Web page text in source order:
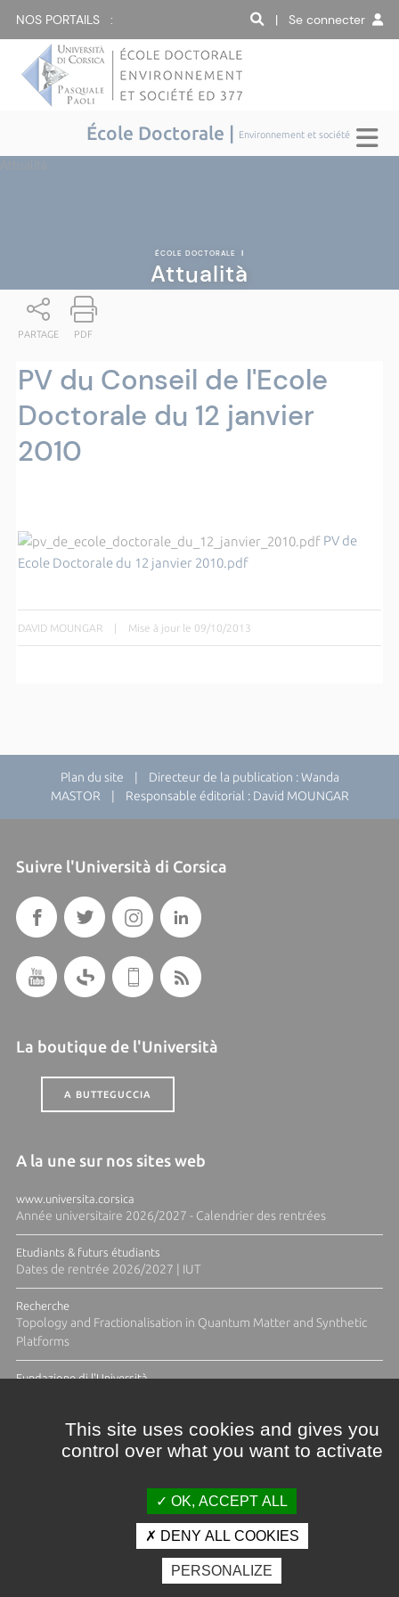
NOS PORTAILS : | Se connecter
École Doctorale | Environnement et société
ÉCOLE DOCTORALE |
Attualità
PARTAGE PDF
PV du Conseil de l'Ecole
Doctorale du 12 janvier
2010
PV de
Ecole Doctorale du 12 janvier 2010.pdf
DAVID MOUNGAR | Mise à jour le 09/10/2013
Plan du site | Directeur de la publication : Wanda
MASTOR | Responsable éditorial : David MOUNGAR
Suivre l'Università di Corsica
La boutique de l'Università
A BUTTEGUCCIA
A la une sur nos sites web
www.universita.corsica
Année universitaire 2026/2027 - Calendrier des rentrées
Etudiants & futurs étudiants
Dates de rentrée 2026/2027 | IUT
Recherche
Topology and Fractionalisation in Quantum Matter and Synthetic
Platforms
Fundazione di l'Università
Crédits et mentions légales
Espace presse
Photothèque
This site uses cookies and gives you
control over what you want to activate
OK, ACCEPT ALL
DENY ALL COOKIES
PERSONALIZE